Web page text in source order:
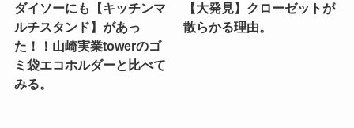
ダイソーにも【キッチンマ
ルチスタンド】があっ
た！！山崎実業towerのゴ
ミ袋エコホルダーと比べて
みる。
【大発見】クローゼットが
散らかる理由。